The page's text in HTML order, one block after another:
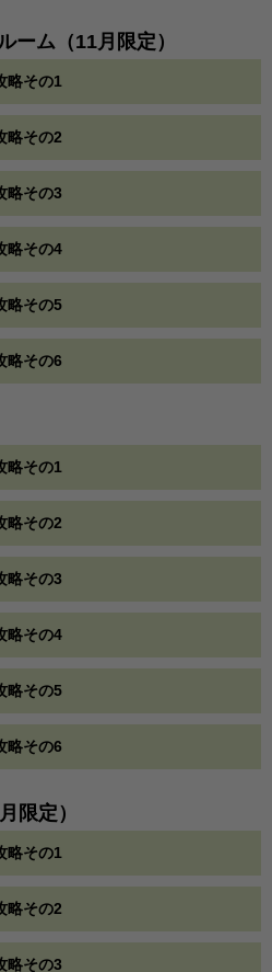
ーム（11月限定）
略その1
略その2
略その3
略その4
略その5
略その6
略その1
略その2
略その3
略その4
略その5
略その6
限定）
略その1
略その2
略その3